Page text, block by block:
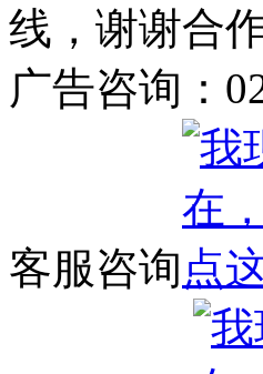
线，谢谢合作
广告咨询：
客服咨询